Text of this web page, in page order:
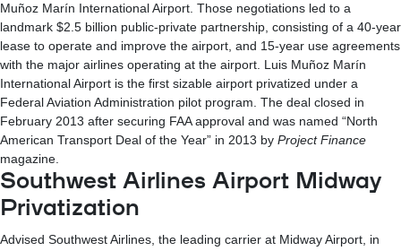
Muñoz Marín International Airport. Those negotiations led to a
landmark $2.5 billion public-private partnership, consisting of a 40-year
lease to operate and improve the airport, and 15-year use agreements
with the major airlines operating at the airport. Luis Muñoz Marín
International Airport is the first sizable airport privatized under a
Federal Aviation Administration pilot program. The deal closed in
February 2013 after securing FAA approval and was named “North
American Transport Deal of the Year” in 2013 by Project Finance
magazine.
Southwest Airlines Airport Midway
Privatization
Advised Southwest Airlines, the leading carrier at Midway Airport, in